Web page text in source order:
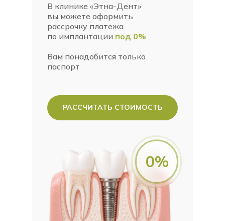
В клинике «Этна-Дент»
вы можете оформить
рассрочку платежа
по имплантации под 0%
Вам понадобится только
паспорт
0%
РАССЧИТАТЬ СТОИМОСТЬ